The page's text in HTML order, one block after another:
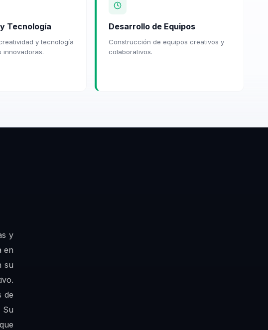
Tecnología
y tecnología
innovadoras.
Desarrollo de Equipos
Construcción de equipos creativos y
colaborativos.
y
en
su
de